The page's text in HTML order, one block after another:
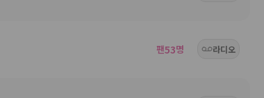
팬53명 라디오